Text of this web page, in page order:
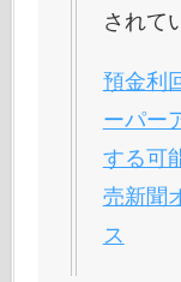
されて
預金利
ーパー
する可
売新聞
ス